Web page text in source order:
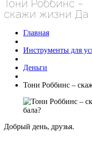
Тони Роббинс –
скажи жизни Да
Главная
Инструменты для
Деньги
Тони Роббинс –
Добрый день, друзья.